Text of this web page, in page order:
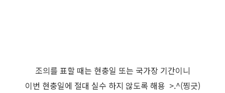
조의를 표할 때는 현충일 또는 국가장 기간이니
이번 현충일에 절대 실수 하지 않도록 해용 >.^(찡긋)